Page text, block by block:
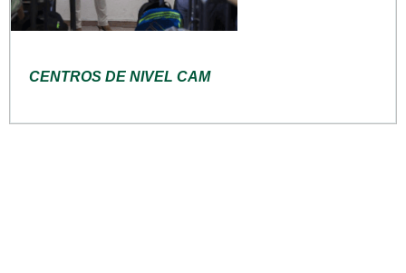
CENTROS DE NIVEL CAM